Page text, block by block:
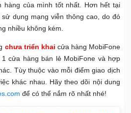
hàng của mình tốt nhất. Hơn hết tại
dụng mạng viễn thông cao, do đó
nhiều không kém.
chưa triển khai cửa hàng MobiFone
cửa hàng bán lẻ MobiFone và hợp
Tùy thuộc vào mỗi điểm giao dịch
khác nhau. Hãy theo dõi nội dung
để có thể nắm rõ nhất nhé!